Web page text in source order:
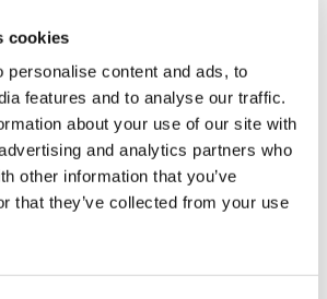
cookies
personalise content and ads, to
features and to analyse our traffic.
about your use of our site with
and analytics partners who
other information that you’ve
that they’ve collected from your use
di Riferimento
Privacy
Clinica